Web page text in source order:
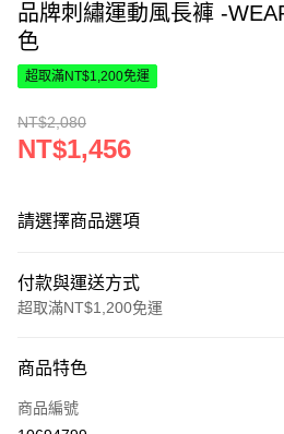
品牌刺繡運動風長褲 -
色
超取滿NT$1,200免運
NT$2,080
NT$1,456
請選擇商品選項
付款與運送方式
超取滿NT$1,200免運
信用卡一次付款
超商取貨付款
商品特色
商品編號